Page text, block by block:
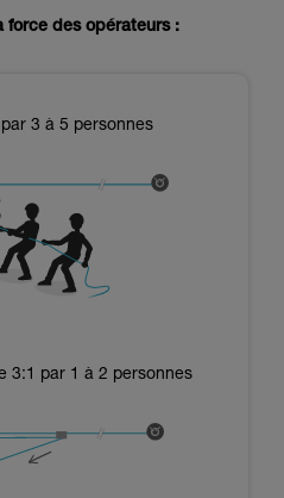
force des opérateurs :
3 à 5 personnes
3:1 par 1 à 2 personnes